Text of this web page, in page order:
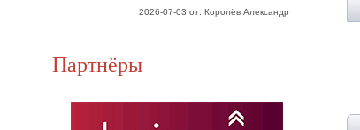
2026-07-03 от: Королёв Александр
Партнёры